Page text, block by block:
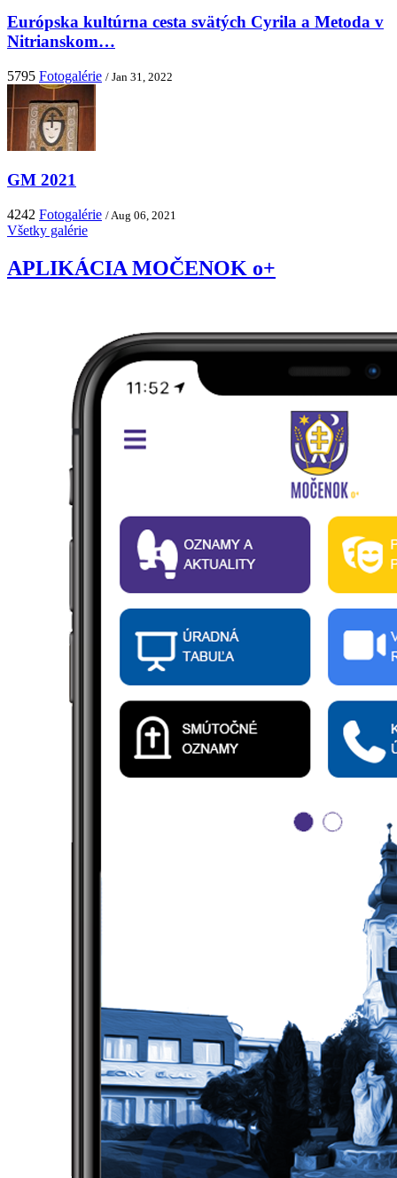
Európska kultúrna cesta svätých Cyrila a Metoda v
Nitrianskom…
5795 Fotogalérie / Jan 31, 2022
GM 2021
4242 Fotogalérie / Aug 06, 2021
Všetky galérie
APLIKÁCIA MOČENOK o+